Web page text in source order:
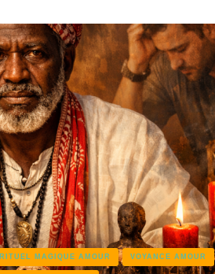
RITUEL MAGIQUE AMOUR VOYANCE AMOUR